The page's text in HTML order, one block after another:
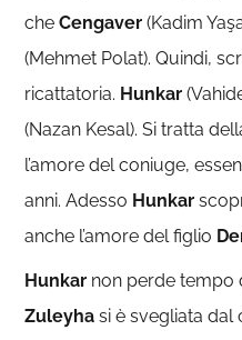
cheCengaver (Kadim
(Mehmet Polat). Quindi,
ricattatoria. Hunkar
(Nazan Kesal). Si tratta
l’amore del coniuge,
anni. Adesso Hunkar
anche l’amore del figlio
Hunkar non perde tempo
Zuleyha si è svegliata dal